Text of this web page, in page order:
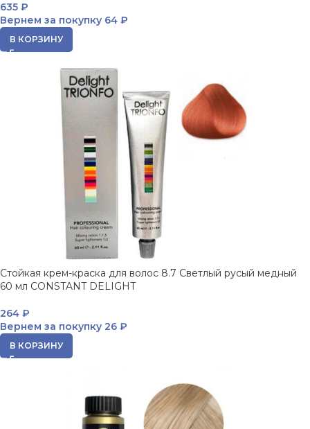
635 ₽
Вернем за покупку 64 ₽
В КОРЗИНУ
Стойкая крем-краска для волос 8.7 Светлый русый медный
60 мл CONSTANT DELIGHT
264 ₽
Вернем за покупку 26 ₽
В КОРЗИНУ